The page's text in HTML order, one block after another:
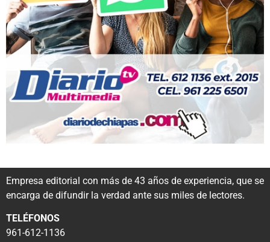
Empresa editorial con más de 43 años de experiencia, que se
encarga de difundir la verdad ante sus miles de lectores.
TELÉFONOS
961-612-1136